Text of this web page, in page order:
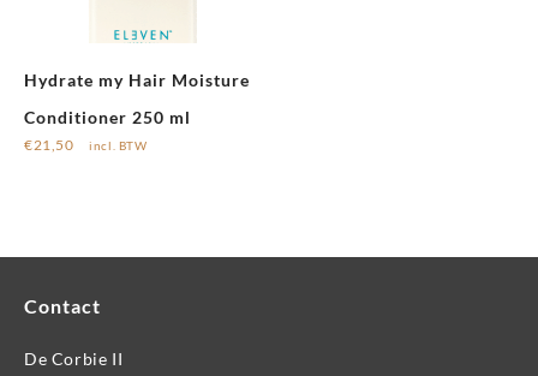
Hydrate my Hair Moisture
Conditioner 250 ml
€21,50 incl. BTW
Contact
De Corbie II